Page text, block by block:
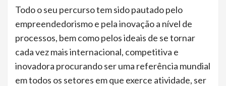
Todo o seu percurso tem sido pautado pelo
empreendedorismo e pela inovação a nível de
processos, bem como pelos ideais de se tornar
cada vez mais internacional, competitiva e
inovadora procurando ser uma referência mundial
em todos os setores em que exerce atividade, ser